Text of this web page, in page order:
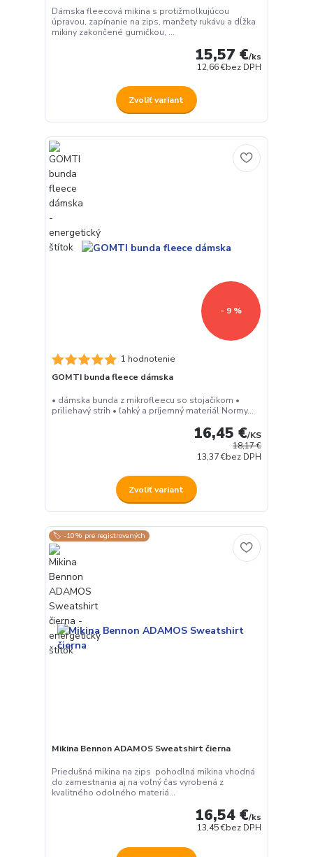
Dámska fleecová mikina s protižmolkujúcou
úpravou, zapínanie na zips, manžety rukávu a dĺžka
mikiny zakončené gumičkou, ...
15,57 €/ks
12,66 €bez DPH
Zvoliť variant
- 9 %
1 hodnotenie
GOMTI bunda fleece dámska
• dámska bunda z mikrofleecu so stojačikom •
priliehavý strih • ľahký a príjemný materiál Normy...
18,17 €
16,45 €/KS
13,37 €bez DPH
Zvoliť variant
🏷️ -10% pre registrovaných
Mikina Bennon ADAMOS Sweatshirt čierna
Priedušná mikina na zips pohodlná mikina vhodná
do zamestnania aj na voľný čas vyrobená z
kvalitného odolného materiá...
16,54 €/ks
13,45 €bez DPH